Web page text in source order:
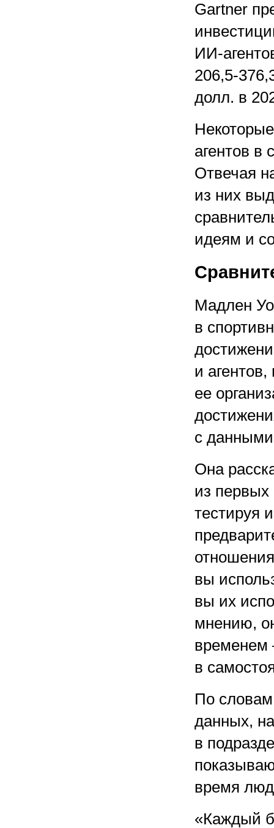
Gartner
ИИ-
206,5-
долл. в
агентов в
Отвечая
из них
идеям и
Мадлен
в
и
ее
с
Она
из
тестируя
вы
вы их
мнению,
временем
в
По словам
данных,
в
время
«Каждый